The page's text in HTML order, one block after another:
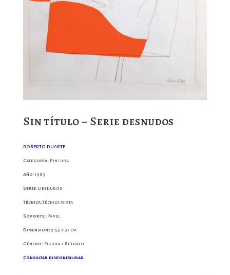
Sin título – Serie desnudos
ROBERTO DUARTE
Categoría: Pintura
Año: 1983
Serie: Desnudos
Técnica:Técnica mixta
Soporte: Papel
Dimensiones: 55 x 37 cm
Género: Figura y Retrato
Consultar disponibilidad.